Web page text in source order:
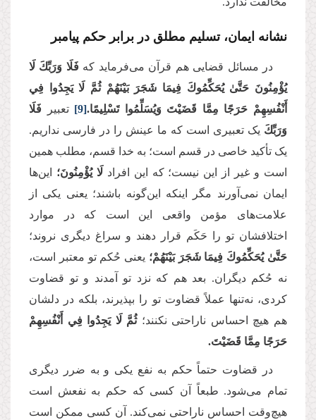
نشانه ایمان، تسلیم مطلق در برابر حکم پیامبر
در مسائل قضایی هم قرآن می‌فرماید کهفَلَا وَرَبِّكَ لَا
يُؤْمِنُونَ حَتَّىٰ يُحَكِّمُوكَ فِيمَا شَجَرَ بَيْنَهُمْ ثُمَّ لَا يَجِدُوا فِي
أَنْفُسِهِمْ حَرَجًا مِمَّا قَضَيْتَ وَيُسَلِّمُوا تَسْلِيمًا.[9] تعبیر فَلَا
وَرَبِّكَ یک تعبیری است که ما عینش را در فارسی نداریم.
یک تأکید خاصی در قسم است؛ به خدا قسم، مطلب همین
است و غیر از این نیست؛ که این افرادلَا يُؤْمِنُونَ؛
این‌ها
ایمان نمی‌آورند مگر اینکه این‌گونه باشند؛ یعنی یکی از
علامت‌های مؤمن واقعی این است که در موارد
اختلافشان تو را حَکَم قرار دهند و سراغ دیگری نروند؛
حَتَّىٰ يُحَكِّمُوكَ فِيمَا شَجَرَ بَيْنَهُمْ؛ یعنی حُکم تو معتبر است،
نه حُکم دیگران. بعد هم که نزد تو آمدند و تو قضاوت
کردی، نه‌تنها عملاً قضاوت تو را بپذیرند، بلکه در دلشان
هم هیچ احساس ناراحتی نکنند؛ ثُمَّ لَا يَجِدُوا فِي أَنْفُسِهِمْ
حَرَجًا مِمَّا قَضَيْتَ.
در قضاوت حتماً حکم به نفع یکی و به ضرر دیگری
تمام می‌شود. طبعاً آن کسی که حکم به نفعش است
هیچ‌وقت احساس ناراحتی نمی‌کند. آن کسی ممکن است